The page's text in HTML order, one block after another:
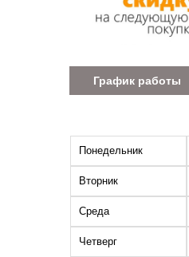
График работы
Понедельник
Вторник
Среда
Четверг